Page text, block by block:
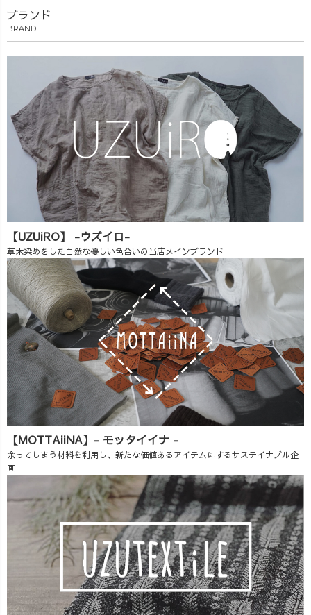
ブランド
BRAND
【UZUiRO】 -ウズイロ-
草木染めをした自然な優しい色合いの当店メインブランド
【MOTTAiiNA】- モッタイイナ -
余ってしまう材料を利用し、新たな価値あるアイテムにするサステイナブル企
画